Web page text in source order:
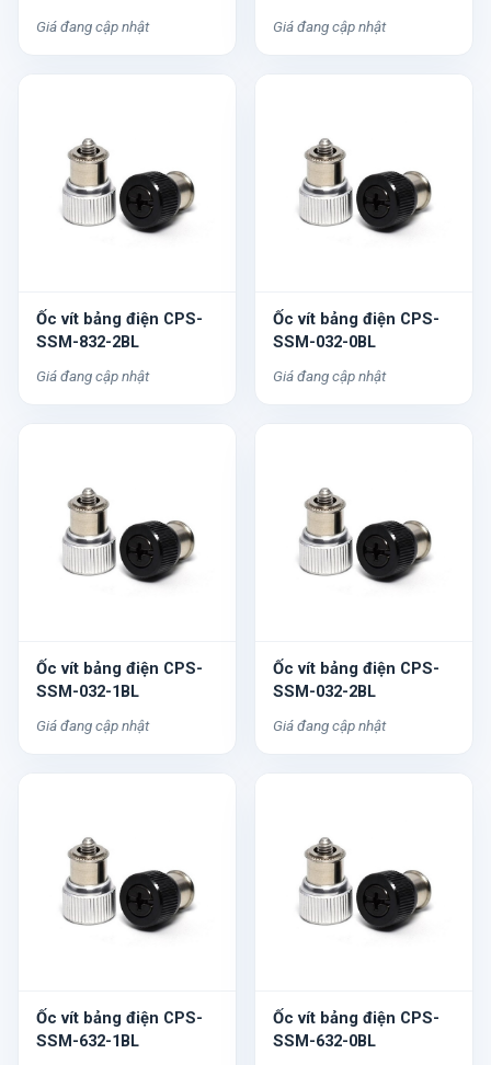
Giá đang cập nhật Giá đang cập nhật
Ốc vít bảng điện CPS-
SSM-832-2BL
Giá đang cập nhật
Ốc vít bảng điện CPS-
SSM-032-0BL
Giá đang cập nhật
Ốc vít bảng điện CPS-
SSM-032-1BL
Giá đang cập nhật
Ốc vít bảng điện CPS-
SSM-032-2BL
Giá đang cập nhật
Ốc vít bảng điện CPS-
SSM-632-1BL
Ốc vít bảng điện CPS-
SSM-632-0BL